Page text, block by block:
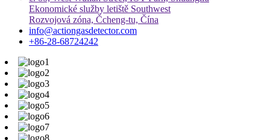
Ekonomické služby letiště Southwest
Rozvojová zóna, Čcheng-tu, Čína
info@actiongasdetector.com
+86-28-68724242